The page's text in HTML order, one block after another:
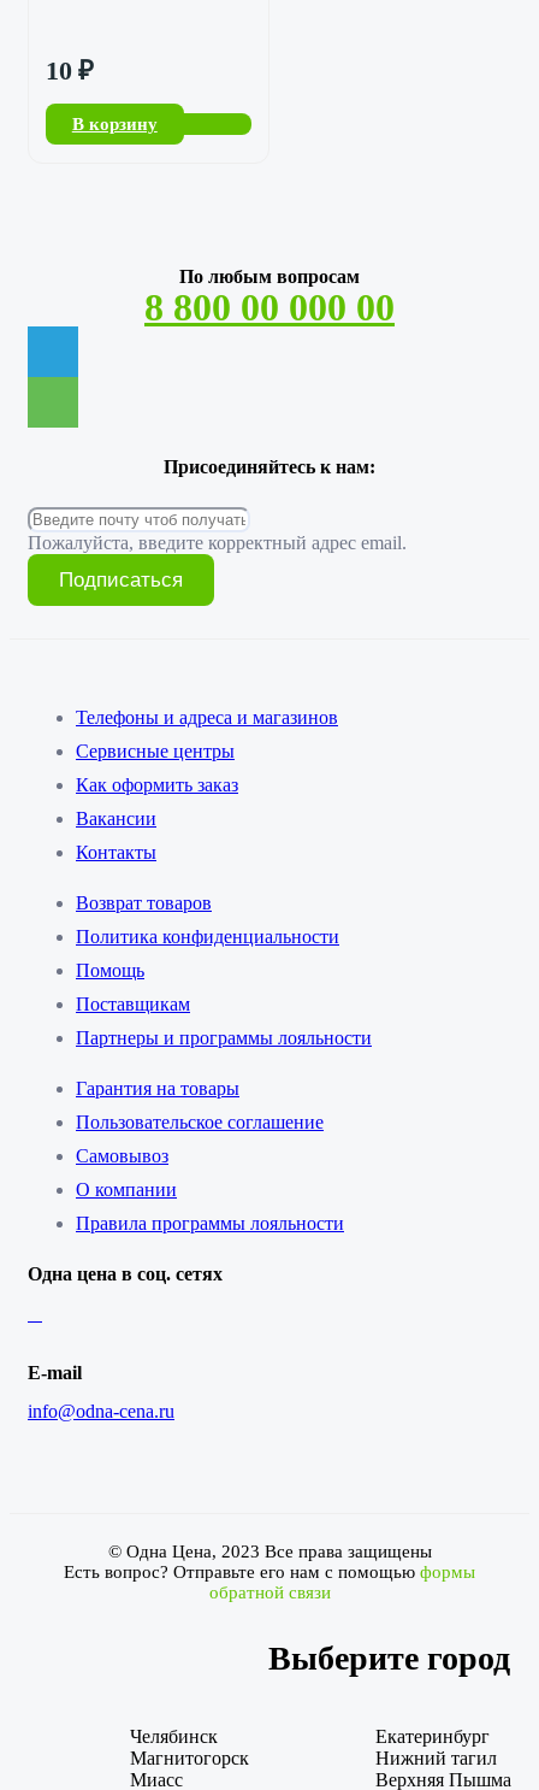
10 ₽
В корзину
По любым вопросам
8 800 00 000 00
Присоединяйтесь к нам:
Пожалуйста, введите корректный адрес email.
Подписаться
Телефоны и адреса и магазинов
Сервисные центры
Как оформить заказ
Вакансии
Контакты
Возврат товаров
Политика конфиденциальности
Помощь
Поставщикам
Партнеры и программы лояльности
Гарантия на товары
Пользовательское соглашение
Самовывоз
О компании
Правила программы лояльности
Одна цена в соц. сетях
E-mail
info@odna-cena.ru
© Одна Цена, 2023 Все права защищены
Есть вопрос? Отправьте его нам с помощью формы
обратной связи
Выберите город
Челябинск
Магнитогорск
Миасс
Екатеринбург
Нижний тагил
Верхняя Пышма